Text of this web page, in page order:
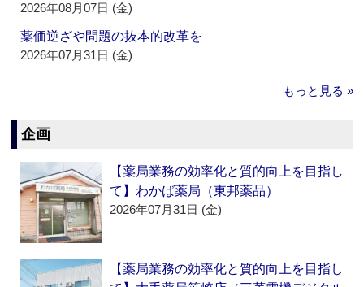
2026年08月07日 (金)
薬価逆ざや問題の抜本的改革を
2026年07月31日 (金)
もっと見る »
企画
【薬局業務の効率化と質的向上を目指し
て】わかば薬局（東邦薬品）
2026年07月31日 (金)
【薬局業務の効率化と質的向上を目指し